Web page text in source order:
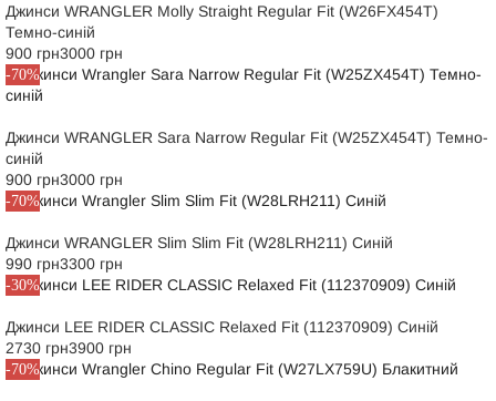
Джинси WRANGLER Molly Straight Regular Fit (W26FX454T)
Темно-синій
900 грн3000 грн
-70%
Джинси WRANGLER Sara Narrow Regular Fit (W25ZX454T) Темно-
синій
900 грн3000 грн
-70%
Джинси WRANGLER Slim Slim Fit (W28LRH211) Синій
990 грн3300 грн
-30%
Джинси LEE RIDER CLASSIC Relaxed Fit (112370909) Синій
2730 грн3900 грн
-70%